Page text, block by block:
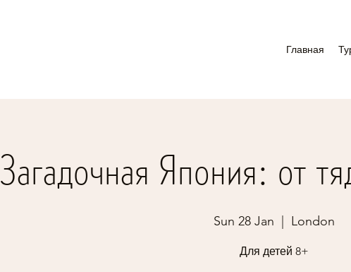
Главная
Загадочная Япония: от
Sun 28 Jan London
Для детей 8+